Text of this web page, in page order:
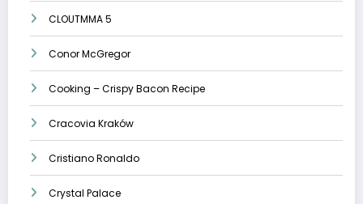
CLOUTMMA 5
Conor McGregor
Cooking – Crispy Bacon Recipe
Cracovia Kraków
Cristiano Ronaldo
Crystal Palace